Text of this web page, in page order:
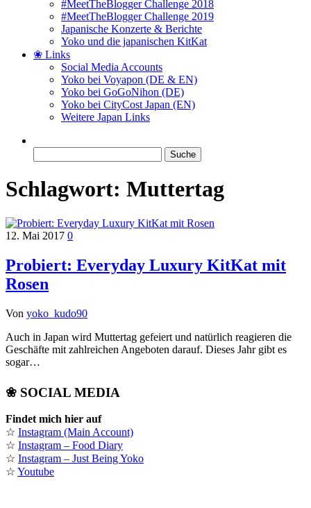
#MeetTheBlogger Challenge 2018
#MeetTheBlogger Challenge 2019
Japanische Konzerte & Berichte
Yoko und die japanischen KitKat
❀ Links
Social Media Accounts
Yoko bei Voyapon (DE & EN)
Yoko bei GoGoNihon (DE)
Yoko bei CityCost Japan (EN)
Weitere Japan Links
nach:
Schlagwort: Muttertag
12. Mai 2017 0
Probiert: Everyday Luxury KitKat mit
Rosen
Von yoko_kudo90
Auch in Japan wird Muttertag gefeiert und natürlich reagieren die
Geschäfte mit zahlreichen Angeboten darauf. Dieses Jahr gibt es
sogar…
❀ SOCIAL MEDIA
Findet mich hier auf
☆ Instagram (Main Account)
☆ Instagram – Food Diary
☆ Instagram – Just Being Yoko
☆ Youtube